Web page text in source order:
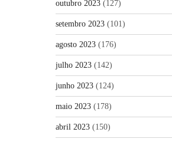
outubro 2023 (127)
setembro 2023 (101)
agosto 2023 (176)
julho 2023 (142)
junho 2023 (124)
maio 2023 (178)
abril 2023 (150)